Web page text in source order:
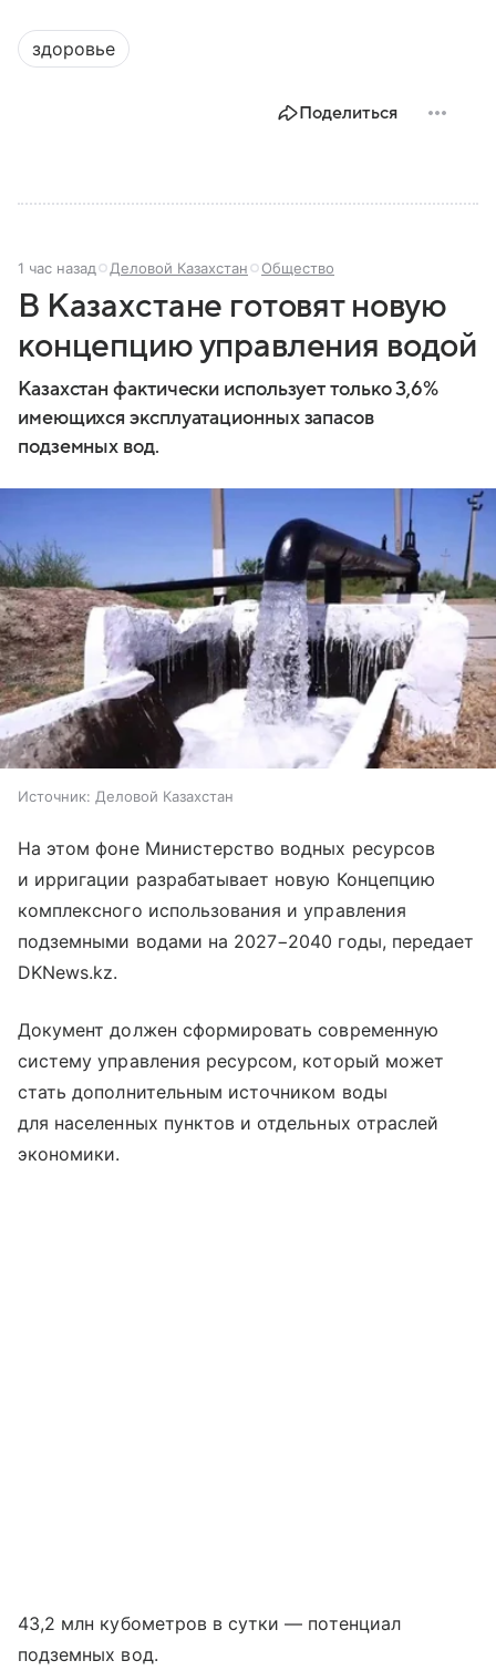
здоровье
Поделиться
1 час назад Деловой Казахстан Общество
В Казахстане готовят новую
концепцию управления водой
Казахстан фактически использует только 3,6%
имеющихся эксплуатационных запасов
подземных вод.
Источник: Деловой Казахстан
На этом фоне Министерство водных ресурсов
и ирригации разрабатывает новую Концепцию
комплексного использования и управления
подземными водами на 2027−2040 годы, передает
DKNews.kz.
Документ должен сформировать современную
систему управления ресурсом, который может
стать дополнительным источником воды
для населенных пунктов и отдельных отраслей
экономики.
43,2 млн кубометров в сутки — потенциал
подземных вод.